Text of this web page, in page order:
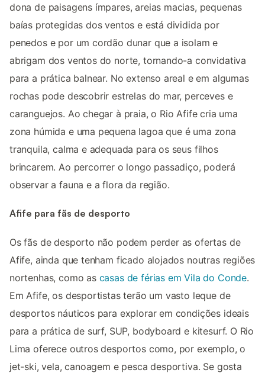
dona de paisagens ímpares, areias macias, pequenas
baías protegidas dos ventos e está dividida por
penedos e por um cordão dunar que a isolam e
abrigam dos ventos do norte, tornando-a convidativa
para a prática balnear. No extenso areal e em algumas
rochas pode descobrir estrelas do mar, perceves e
caranguejos. Ao chegar à praia, o Rio Afife cria uma
zona húmida e uma pequena lagoa que é uma zona
tranquila, calma e adequada para os seus filhos
brincarem. Ao percorrer o longo passadiço, poderá
observar a fauna e a flora da região.
Afife para fãs de desporto
Os fãs de desporto não podem perder as ofertas de
Afife, ainda que tenham ficado alojados noutras regiões
nortenhas, como as casas de férias em Vila do Conde.
Em Afife, os desportistas terão um vasto leque de
desportos náuticos para explorar em condições ideais
para a prática de surf, SUP, bodyboard e kitesurf. O Rio
Lima oferece outros desportos como, por exemplo, o
jet-ski, vela, canoagem e pesca desportiva. Se gosta